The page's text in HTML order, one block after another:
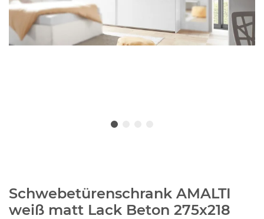
Schwebetürenschrank AMALTI
weiß matt Lack Beton 275x218